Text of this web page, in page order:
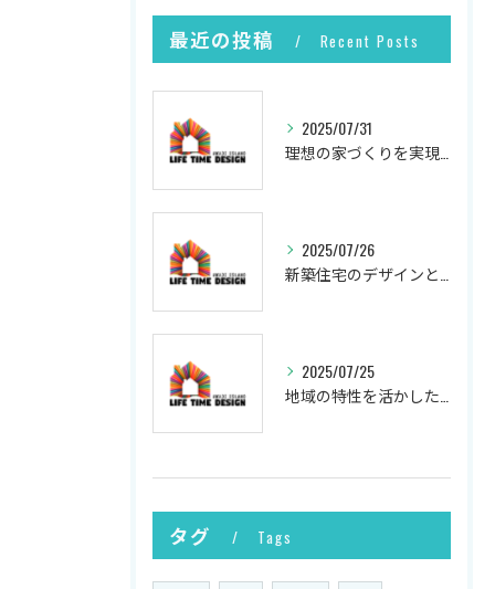
最近の投稿 Recent Posts
2025/07/31
2025/07/26
2025/07/25
タグ Tags